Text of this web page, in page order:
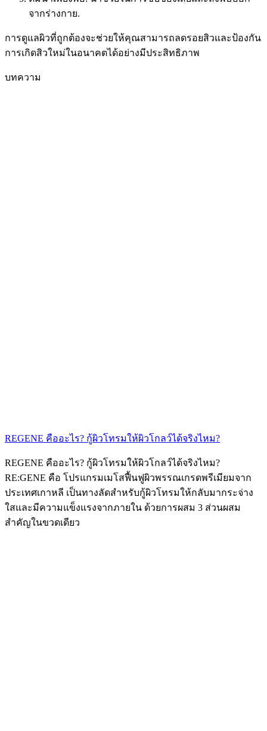
จากร่างกาย.
การดูแลผิวที่ถูกต้องจะช่วยให้คุณสามารถลดรอยสิวและป้องกัน
การเกิดสิวใหม่ในอนาคตได้อย่างมีประสิทธิภาพ
บทความ
REGENE คืออะไร? กู้ผิวโทรมให้ผิวโกลว์ได้จริงไหม?
REGENE คืออะไร? กู้ผิวโทรมให้ผิวโกลว์ได้จริงไหม?
RE:GENE คือ โปรแกรมเมโสฟื้นฟูผิวพรรณเกรดพรีเมียมจาก
ประเทศเกาหลี เป็นทางลัดสำหรับกู้ผิวโทรมให้กลับมากระจ่าง
ใสและมีความแข็งแรงจากภายใน ด้วยการผสม 3 ส่วนผสม
สำคัญในขวดเดียว